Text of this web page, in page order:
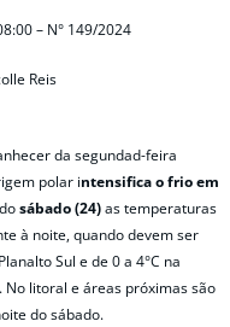
– N° 149/2024
Reis
da segundad-feira
polar intensifica o frio em
sábado (24)as temperaturas
à noite, quando devem ser
Sul e de 0 a 4°C na
No litoral e áreas próximas são
do sábado.